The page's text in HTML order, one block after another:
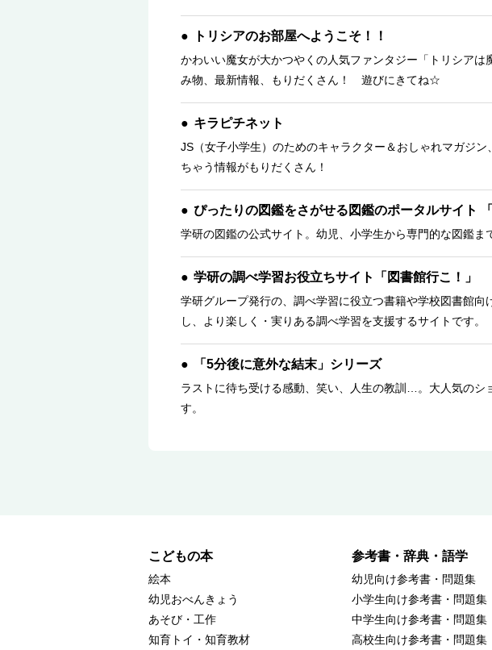
トリシアのお部屋へようこそ！！
かわいい魔女が大かつやくの人気ファンタジー「トリシア
み物、最新情報、もりだくさん！ 遊びにきてね☆
キラピチネット
JS（女子小学生）のためのキャラクター＆おしゃれマガジ
ちゃう情報がもりだくさん！
ぴったりの図鑑をさがせる図鑑のポータルサイト
学研の図鑑の公式サイト。幼児、小学生から専門的な図鑑
学研の調べ学習お役立ちサイト「図書館行こ！」
学研グループ発行の、調べ学習に役立つ書籍や学校図書館
し、より楽しく・実りある調べ学習を支援するサイトです。
「5分後に意外な結末」シリーズ
ラストに待ち受ける感動、笑い、人生の教訓…。大人気の
す。
こどもの本
絵本
幼児おべんきょう
あそび・工作
知育トイ・知育教材
参考書・辞典・語学
幼児向け参考書・問題集
小学生向け参考書・問題集
中学生向け参考書・問題集
高校生向け参考書・問題集